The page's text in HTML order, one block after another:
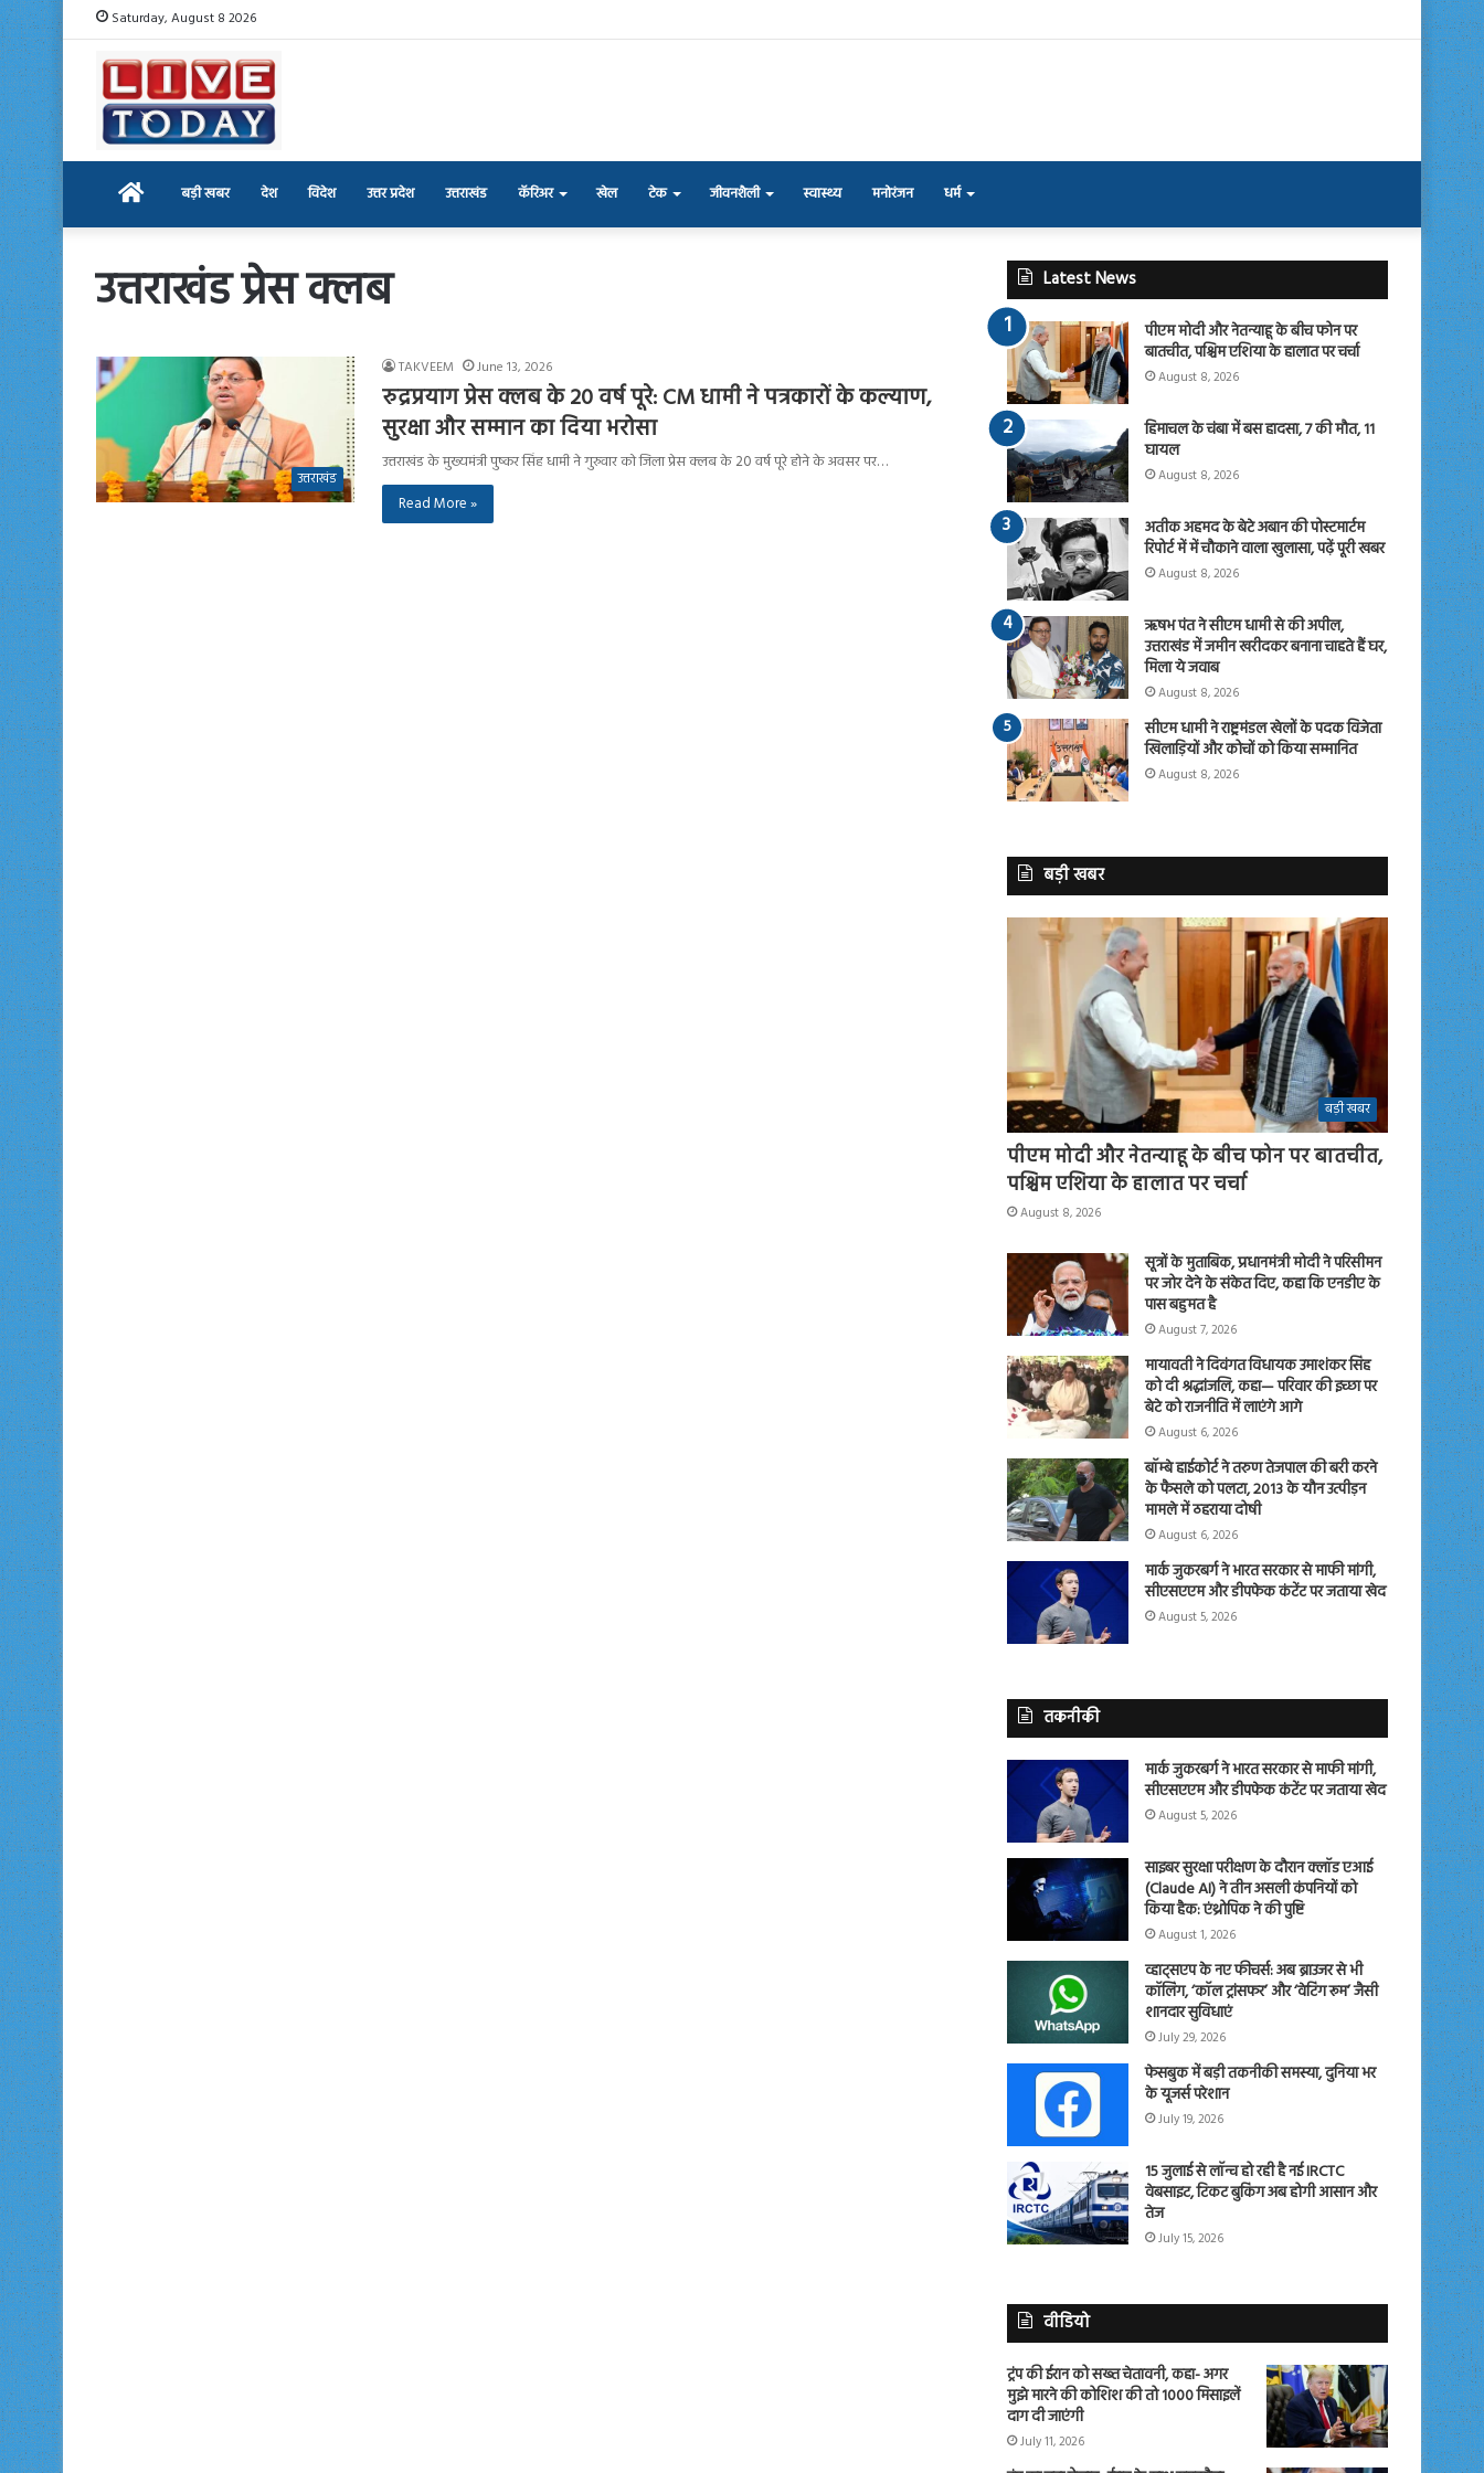
Saturday, August 8 2026
Home बड़ी खबर देश विदेश उत्तर प्रदेश उत्तराखंड कॅरिअर खेल टेक जीवनशैली स्वास्थ्य मनोरंजन धर्म
उत्तराखंड प्रेस क्लब
उत्तराखंड
TAKVEEM June 13, 2026
रुद्रप्रयाग प्रेस क्लब के 20 वर्ष पूरे: CM धामी ने पत्रकारों के कल्याण,
सुरक्षा और सम्मान का दिया भरोसा
उत्तराखंड के मुख्यमंत्री पुष्कर सिंह धामी ने गुरुवार को जिला प्रेस क्लब के 20 वर्ष पूरे होने के अवसर पर…
Read More »
Latest News
पीएम मोदी और नेतन्याहू के बीच फोन पर
बातचीत, पश्चिम एशिया के हालात पर चर्चा
August 8, 2026
हिमाचल के चंबा में बस हादसा, 7 की मौत, 11
घायल
August 8, 2026
अतीक अहमद के बेटे अबान की पोस्टमार्टम
रिपोर्ट में में चौकाने वाला खुलासा, पढ़ें पूरी खबर
August 8, 2026
ऋषभ पंत ने सीएम धामी से की अपील,
उत्तराखंड में जमीन खरीदकर बनाना चाहते हैं घर,
मिला ये जवाब
August 8, 2026
सीएम धामी ने राष्ट्रमंडल खेलों के पदक विजेता
खिलाड़ियों और कोचों को किया सम्मानित
August 8, 2026
बड़ी खबर
बड़ी खबर
पीएम मोदी और नेतन्याहू के बीच फोन पर बातचीत,
पश्चिम एशिया के हालात पर चर्चा
August 8, 2026
सूत्रों के मुताबिक, प्रधानमंत्री मोदी ने परिसीमन
पर जोर देने के संकेत दिए, कहा कि एनडीए के
पास बहुमत है
August 7, 2026
मायावती ने दिवंगत विधायक उमाशंकर सिंह
को दी श्रद्धांजलि, कहा— परिवार की इच्छा पर
बेटे को राजनीति में लाएंगे आगे
August 6, 2026
बॉम्बे हाईकोर्ट ने तरुण तेजपाल की बरी करने
के फैसले को पलटा, 2013 के यौन उत्पीड़न
मामले में ठहराया दोषी
August 6, 2026
मार्क जुकरबर्ग ने भारत सरकार से माफी मांगी,
सीएसएएम और डीपफेक कंटेंट पर जताया खेद
August 5, 2026
तकनीकी
मार्क जुकरबर्ग ने भारत सरकार से माफी मांगी,
सीएसएएम और डीपफेक कंटेंट पर जताया खेद
August 5, 2026
साइबर सुरक्षा परीक्षण के दौरान क्लॉड एआई
(Claude AI) ने तीन असली कंपनियों को
किया हैक: एंथ्रोपिक ने की पुष्टि
August 1, 2026
व्हाट्सएप के नए फीचर्स: अब ब्राउजर से भी
कॉलिंग, ‘कॉल ट्रांसफर’ और ‘वेटिंग रूम’ जैसी
शानदार सुविधाएं
July 29, 2026
फेसबुक में बड़ी तकनीकी समस्या, दुनिया भर
के यूजर्स परेशान
July 19, 2026
15 जुलाई से लॉन्च हो रही है नई IRCTC
वेबसाइट, टिकट बुकिंग अब होगी आसान और
तेज
July 15, 2026
वीडियो
ट्रंप की ईरान को सख्त चेतावनी, कहा- अगर
मुझे मारने की कोशिश की तो 1000 मिसाइलें
दाग दी जाएंगी
July 11, 2026